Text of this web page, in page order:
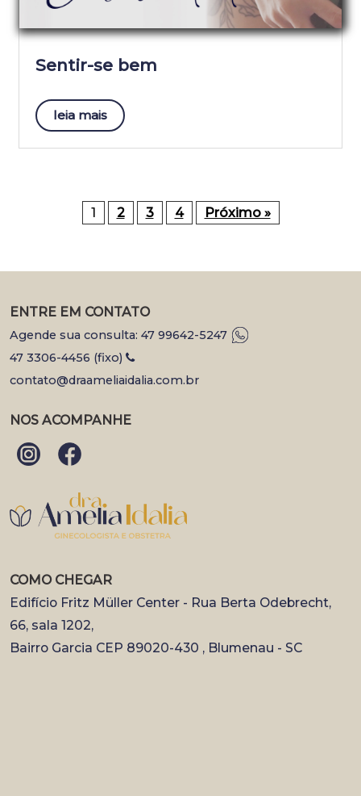
Sentir-se bem
leia mais
1 2 3 4 Próximo »
ENTRE EM CONTATO
Agende sua consulta: 47 99642-5247
47 3306-4456 (fixo)
contato@draameliaidalia.com.br
NOS ACOMPANHE
COMO CHEGAR
Edifício Fritz Müller Center - Rua Berta Odebrecht,
66, sala 1202,
Bairro Garcia CEP 89020-430 , Blumenau - SC